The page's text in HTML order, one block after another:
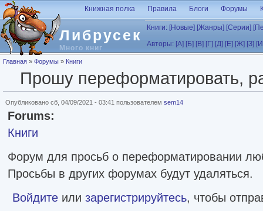
Перейти к основному содержанию
Либрусек
Много книг
Книжная полка Правила Блоги Форумы
Книги: [Новые] [Жанры] [Серии]
Авторы: [А] [Б] [В] [Г] [Д] [Е] [Ж] [З]
Вы здесь
Главная » Форумы » Книги
Прошу переформатировать,
Опубликовано сб, 04/09/2021 - 03:41 пользователем sem14
Forums:
Книги
Форум для просьб о переформатировании
Просьбы в других форумах будут удаляться.
Войдите или зарегистрируйтесь, чтобы